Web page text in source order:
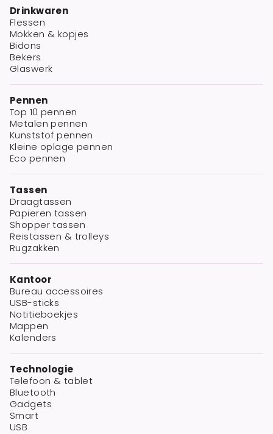
Drinkwaren
Flessen
Mokken & kopjes
Bidons
Bekers
Glaswerk
Pennen
Top 10 pennen
Metalen pennen
Kunststof pennen
Kleine oplage pennen
Eco pennen
Tassen
Draagtassen
Papieren tassen
Shopper tassen
Reistassen & trolleys
Rugzakken
Kantoor
Bureau accessoires
USB-sticks
Notitieboekjes
Mappen
Kalenders
Technologie
Telefoon & tablet
Bluetooth
Gadgets
Smart
USB